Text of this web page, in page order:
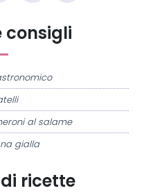
ricette
consigli
al salame
gialla